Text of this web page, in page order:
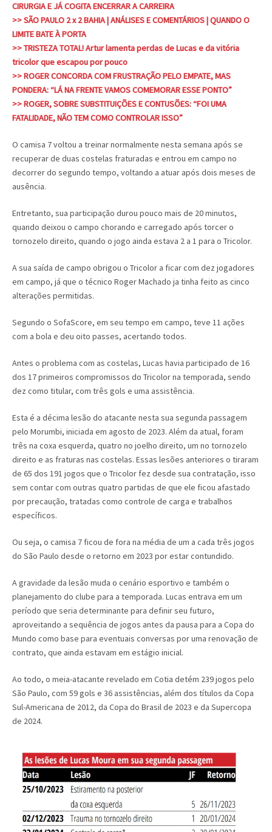
CIRURGIA E JÁ COGITA ENCERRAR A CARREIRA
>> SÃO PAULO 2 x 2 BAHIA | ANÁLISES E COMENTÁRIOS | QUANDO O
LIMITE BATE À PORTA
>> TRISTEZA TOTAL! Artur lamenta perdas de Lucas e da vitória
tricolor que escapou por pouco
>> ROGER CONCORDA COM FRUSTRAÇÃO PELO EMPATE, MAS
PONDERA: “LÁ NA FRENTE VAMOS COMEMORAR ESSE PONTO”
>> ROGER, SOBRE SUBSTITUIÇÕES E CONTUSÕES: “FOI UMA
FATALIDADE, NÃO TEM COMO CONTROLAR ISSO”
O camisa 7 voltou a treinar normalmente nesta semana após se
recuperar de duas costelas fraturadas e entrou em campo no
decorrer do segundo tempo, voltando a atuar após dois meses de
ausência.
Entretanto, sua participação durou pouco mais de 20 minutos,
quando deixou o campo chorando e carregado após torcer o
tornozelo direito, quando o jogo ainda estava 2 a 1 para o Tricolor.
A sua saída de campo obrigou o Tricolor a ficar com dez jogadores
em campo, já que o técnico Roger Machado ja tinha feito as cinco
alterações permitidas.
Segundo o SofaScore, em seu tempo em campo, teve 11 ações
com a bola e deu oito passes, acertando todos.
Antes o problema com as costelas, Lucas havia participado de 16
dos 17 primeiros compromissos do Tricolor na temporada, sendo
dez como titular, com três gols e uma assistência.
Esta é a décima lesão do atacante nesta sua segunda passagem
pelo Morumbi, iniciada em agosto de 2023. Além da atual, foram
três na coxa esquerda, quatro no joelho direito, um no tornozelo
direito e as fraturas nas costelas. Essas lesões anteriores o tiraram
de 65 dos 191 jogos que o Tricolor fez desde sua contratação, isso
sem contar com outras quatro partidas de que ele ficou afastado
por precaução, tratadas como controle de carga e trabalhos
específicos.
Ou seja, o camisa 7 ficou de fora na média de um a cada três jogos
do São Paulo desde o retorno em 2023 por estar contundido.
A gravidade da lesão muda o cenário esportivo e também o
planejamento do clube para a temporada. Lucas entrava em um
período que seria determinante para definir seu futuro,
aproveitando a sequência de jogos antes da pausa para a Copa do
Mundo como base para eventuais conversas por uma renovação de
contrato, que ainda estavam em estágio inicial.
Ao todo, o meia-atacante revelado em Cotia detém 239 jogos pelo
São Paulo, com 59 gols e 36 assistências, além dos títulos da Copa
Sul-Americana de 2012, da Copa do Brasil de 2023 e da Supercopa
de 2024.